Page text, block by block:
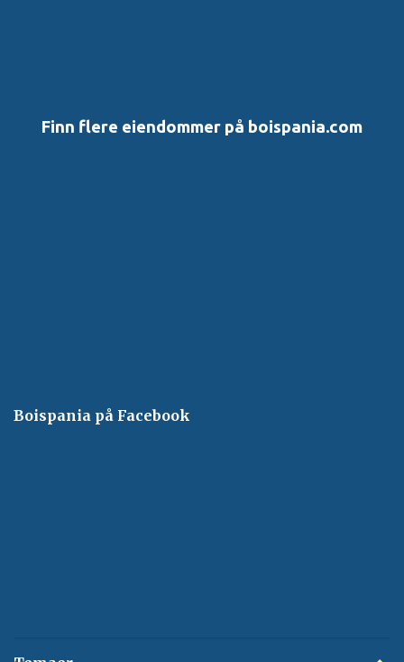
Finn flere eiendommer på boispania.com
Boispania på Facebook